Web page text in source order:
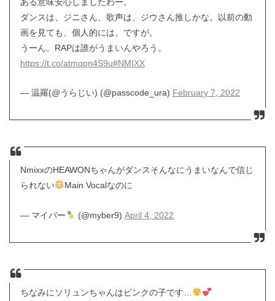
ダンスは、ジニさん、歌声は、ジウさん推しかな。以前の動
画を見ても、個人的には、ですが。
うーん。RAPは誰がうまいんやろう。
https://t.co/atmqpn4S9u#NMIXX
— 温羅(@うらじい) (@passcode_ura) February 7, 2022
NmixxのHEAWONちゃんがダンスそんなにうまいなんで信じ
られない
Main Vocalなのに
— マイバー (@myber9)April 4, 2022
ちなみにソリュンちゃんはピンクの子です…